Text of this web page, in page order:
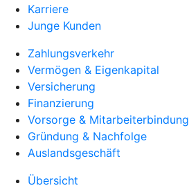
Karriere
Junge Kunden
Zahlungsverkehr
Vermögen & Eigenkapital
Versicherung
Finanzierung
Vorsorge & Mitarbeiterbindung
Gründung & Nachfolge
Auslandsgeschäft
Übersicht